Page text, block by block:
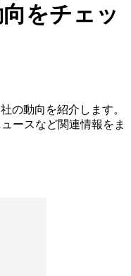
をチェッ
の動向を紹介します。
ースなど関連情報をま